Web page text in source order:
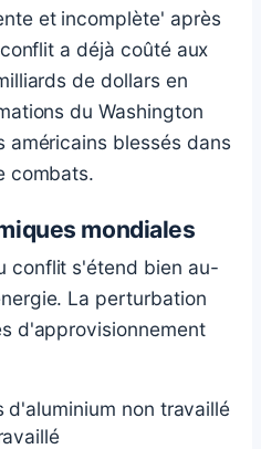
et incomplète' après
a déjà coûté aux
de dollars en
du Washington
américains blessés dans
combats.
mondiales
conflit s'étend bien au-
La perturbation
d'approvisionnement
d'aluminium non travaillé